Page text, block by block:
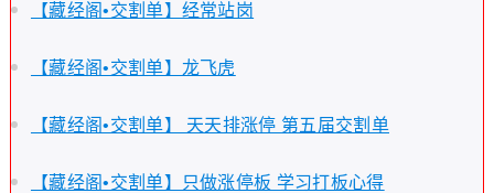
【藏经阁•交割单】经常站岗
【藏经阁•交割单】龙飞虎
【藏经阁•交割单】 天天排涨停 第五届交割单
【藏经阁•交割单】只做涨停板 学习打板心得